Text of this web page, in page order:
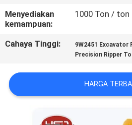
HUBUNGI
KAMI
PERMINTAAN
PENAWARAN
Menyediakan
kemampuan:
1000 Ton / ton
Cahaya Tinggi: 9W2451 Excavator
Precision Ripper
HARGA